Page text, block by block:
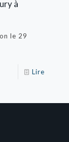
à
le 29
Lire